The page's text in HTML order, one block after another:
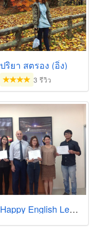
ปริยา สตรอง (อิ๋ง)
3 รีวิว
Happy English Learning School